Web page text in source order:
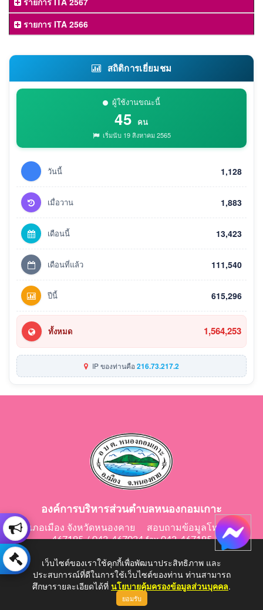
รายการ ITA 2566
สถิติการเยี่ยมชม
ผู้ใช้งานขณะนี้
45 คน
เริ่มนับ 19 สิงหาคม 2565
วันนี้ 1,128
เมื่อวาน 1,883
เดือนนี้ 13,423
เดือนที่แล้ว 111,540
ปีนี้ 615,296
ทั้งหมด 1,564,253
IP ของท่านคือ216.73.217.2
องค์การบริหารส่วนตำบลหนองกอมเกาะ
อำเภอเมือง จังหวัดหนองคาย สอบถามข้อมูลโทร 042-
467195 / 042-467024 fax 042-467195
E-Mail: saraban@nongkomkor.go.th
เว็บไซต์ของเราใช้คุกกี้เพื่อพัฒนาประสิทธิภาพ และ
ประสบการณ์ที่ดีในการใช้เว็บไซต์ของท่าน ท่านสามารถ
ศึกษารายละเอียดได้ที่ นโยบายคุ้มครองข้อมูลส่วนบุคคล.
ยอมรับ